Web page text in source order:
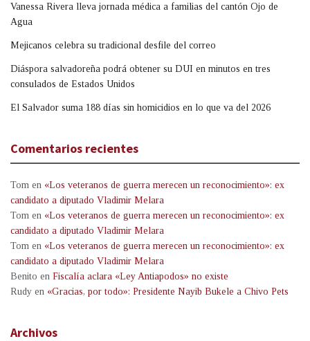
Vanessa Rivera lleva jornada médica a familias del cantón Ojo de
Agua
Mejicanos celebra su tradicional desfile del correo
Diáspora salvadoreña podrá obtener su DUI en minutos en tres
consulados de Estados Unidos
El Salvador suma 188 días sin homicidios en lo que va del 2026
Comentarios recientes
Tom en «Los veteranos de guerra merecen un reconocimiento»: ex
candidato a diputado Vladimir Melara
Tom en «Los veteranos de guerra merecen un reconocimiento»: ex
candidato a diputado Vladimir Melara
Tom en «Los veteranos de guerra merecen un reconocimiento»: ex
candidato a diputado Vladimir Melara
Benito en Fiscalía aclara «Ley Antiapodos» no existe
Rudy en «Gracias, por todo»: Presidente Nayib Bukele a Chivo Pets
Archivos